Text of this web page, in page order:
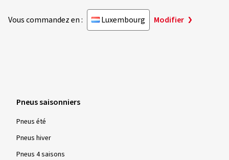
Vous commandez en : Luxembourg Modifier
Pneus saisonniers
Pneus été
Pneus hiver
Pneus 4 saisons